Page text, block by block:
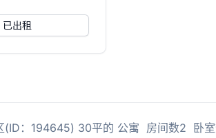
已出租
区(ID：194645) 30平的 公寓 房间数2 卧